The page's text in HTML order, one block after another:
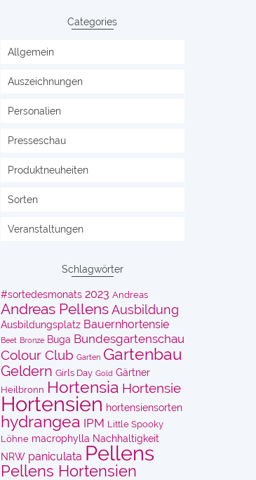
Categories
Allgemein
Auszeichnungen
Personalien
Presseschau
Produktneuheiten
Sorten
Veranstaltungen
Schlagwörter
#sortedesmonats 2023 Andreas
Andreas Pellens Ausbildung
Ausbildungsplatz Bauernhortensie
Beet Bronze Buga Bundesgartenschau
Colour Club Garten Gartenbau
Geldern Girls Day Gold Gärtner
Heilbronn Hortensia Hortensie
Hortensien hortensiensorten
hydrangea IPM Little Spooky
Löhne macrophylla Nachhaltigkeit
NRW paniculata Pellens
Pellens Hortensien